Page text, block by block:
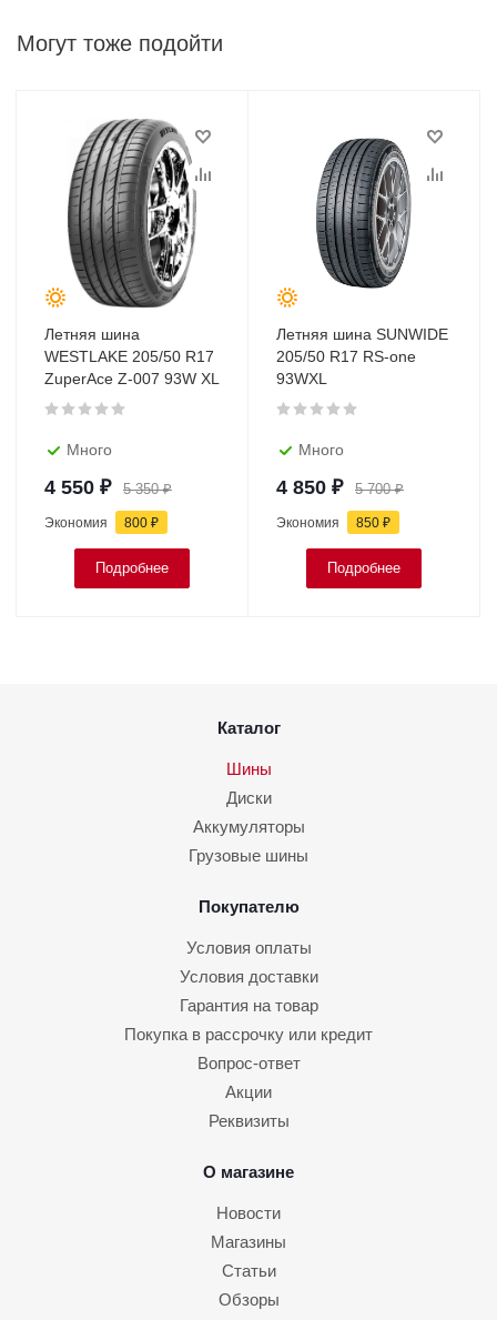
Могут тоже подойти
Летняя шина
WESTLAKE 205/50 R17
ZuperAce Z-007 93W XL
Много
4 550 ₽ 5 350₽
Экономия 800 ₽
Подробнее
Летняя шина SUNWIDE
205/50 R17 RS-one
93WXL
Много
4 850 ₽ 5 700₽
Экономия 850 ₽
Подробнее
Каталог
Шины
Диски
Аккумуляторы
Грузовые шины
Покупателю
Условия оплаты
Условия доставки
Гарантия на товар
Покупка в рассрочку или кредит
Вопрос-ответ
Акции
Реквизиты
О магазине
Новости
Магазины
Статьи
Обзоры